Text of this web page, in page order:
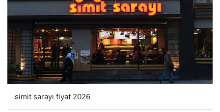
simit sarayı fiyat 2026